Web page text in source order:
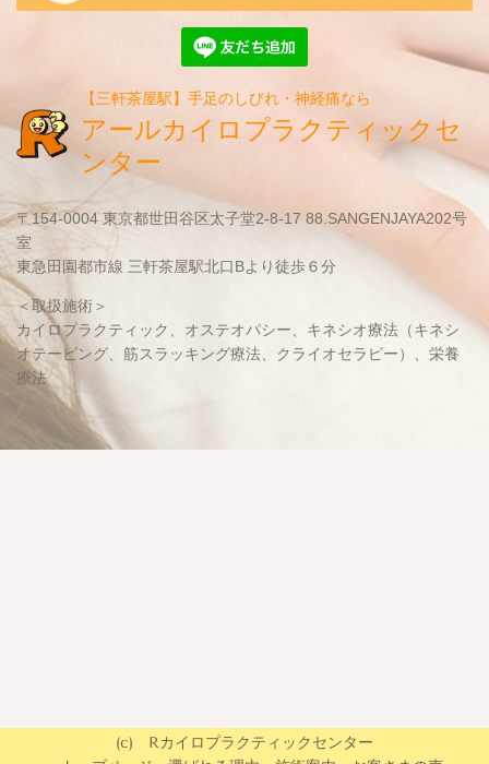
【三軒茶屋駅】手足のしびれ・神経痛なら
アールカイロプラクティックセ
ンター
〒154-0004 東京都世田谷区太子堂2-8-17 88.SANGENJAYA202号
室
東急田園都市線 三軒茶屋駅北口Bより徒歩６分
＜取扱施術＞
カイロプラクティック、オステオパシー、キネシオ療法（キネシ
オテーピング、筋スラッキング療法、クライオセラピー）、栄養
療法
(c) Rカイロプラクティックセンター